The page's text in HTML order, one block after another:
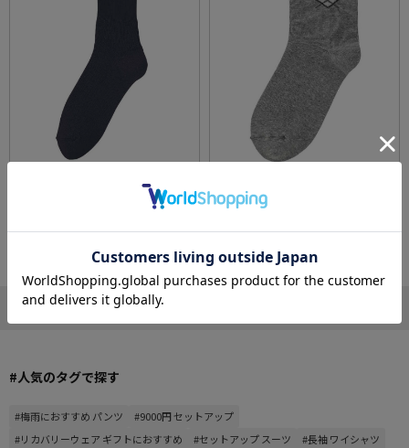
メンズちょっと大きめしめつけ解消ソックス2
7～29cm／敬老の日／ギフト／プレゼント【C
～26cm／敬老の日／ギフト／プレゼント【C
F】
1 - 20件 / 30件中
#人気のタグで探す
#梅雨におすすめ パンツ
#9000円 セットアップ
#リカバリーウェア ギフトにおすすめ
#セットアップ スーツ
#長袖 ワイシャツ